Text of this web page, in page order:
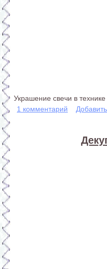
Украшение свечи в
1 комментарий